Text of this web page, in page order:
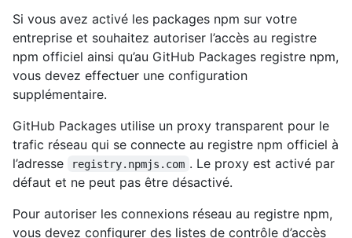
Si vous avez activé les packages npm sur votre
entreprise et souhaitez autoriser l’accès au registre
npm officiel ainsi qu’au GitHub Packages registre npm,
vous devez effectuer une configuration
supplémentaire.
GitHub Packages utilise un proxy transparent pour le
trafic réseau qui se connecte au registre npm officiel à
l’adresse
registry.npmjs.com . Le proxy est activé par
défaut et ne peut pas être désactivé.
Pour autoriser les connexions réseau au registre npm,
vous devez configurer des listes de contrôle d’accès